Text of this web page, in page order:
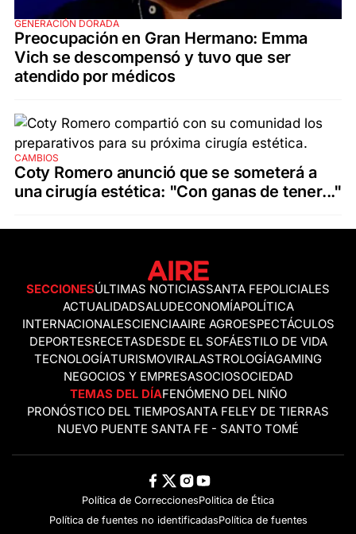
GENERACIÓN DORADA
Preocupación en Gran Hermano: Emma
Vich se descompensó y tuvo que ser
atendido por médicos
CAMBIOS
Coty Romero anunció que se someterá a
una cirugía estética: "Con ganas de tener..."
SECCIONESÚLTIMAS NOTICIASSANTA FEPOLICIALES
ACTUALIDADSALUDECONOMÍAPOLÍTICA
INTERNACIONALESCIENCIAAIRE AGROESPECTÁCULOS
DEPORTESRECETASDESDE EL SOFÁESTILO DE VIDA
TECNOLOGÍATURISMOVIRALASTROLOGÍAGAMING
NEGOCIOS Y EMPRESASOCIOSOCIEDAD
TEMAS DEL DÍAFENÓMENO DEL NIÑO
PRONÓSTICO DEL TIEMPOSANTA FELEY DE TIERRAS
NUEVO PUENTE SANTA FE - SANTO TOMÉ
Política de CorreccionesPolitica de Ética
Política de fuentes no identificadasPolítica de fuentes